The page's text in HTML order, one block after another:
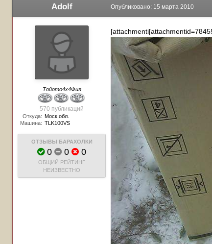
Adolf
Тойото4х4Фил
570 публикаций
Откуда: Моск.обл.
Машина: TLK100VS
ОТЗЫВЫ БАРАХОЛКИ
0 0 0
ОБЩИЙ РЕЙТИНГ
НЕИЗВЕСТНО
Опубликовано: 15 марта 2010